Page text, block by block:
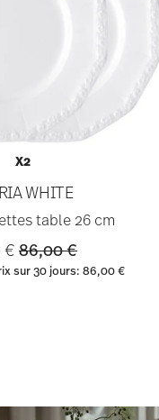
X2
WHITE
table 26 cm
€ Price reduced from
86,00 €to
sur 30 jours: 86,00 €